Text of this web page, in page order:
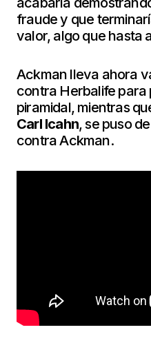
fraude y que
valor, algo que hasta
Ackman lleva ahora
contra Herbalife para
piramidal, mientras
Carl Icahn, se puso
contra Ackman.